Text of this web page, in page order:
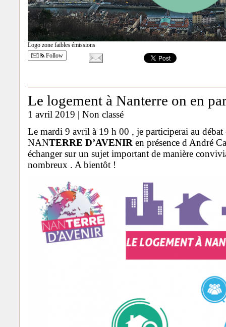
Logo zone faibles émissions
Follow
Le logement à Nanterre on en
1 avril 2019 | Non classé
Le mardi 9 avril à 19 h 00 , je participerai au débat
NANTERRE D’AVENIR en présence d André
échanger sur un sujet important de manière
nombreux . A bientôt !